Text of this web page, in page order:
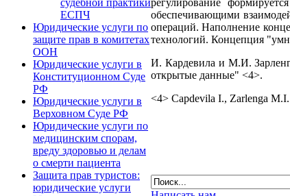
судебной практики
ЕСПЧ
Юридические услуги по
защите прав в комитетах
ООН
Юридические услуги в
Конституционном Суде
РФ
Юридические услуги в
Верховном Суде РФ
Юридические услуги по
медицинским спорам,
вреду здоровью и делам
о смерти пациента
Защита прав туристов:
юридические услуги
обеспечивающими
операций. Наполнение
технологий. Концепция
И. Кардевила и М.И.
открытые данные" <4>.
<4> Capdevila I., Zarlenga